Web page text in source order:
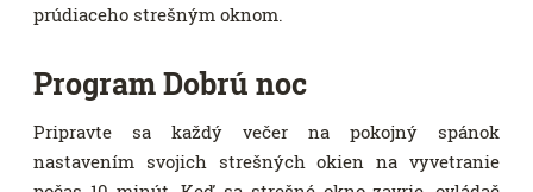
prúdiaceho strešným oknom.
Program Dobrú noc
Pripravte sa každý večer na pokojný spánok
nastavením svojich strešných okien na vyvetranie